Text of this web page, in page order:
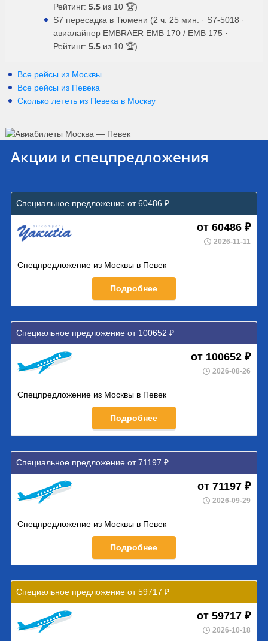
Рейтинг: 5.5 из 10 🏆)
S7 пересадка в Тюмени (2 ч. 25 мин. · S7-5018 ·
авиалайнер EMBRAER EMB 170 / EMB 175 ·
Рейтинг: 5.5 из 10 🏆)
Все рейсы из Москвы
Все рейсы из Певека
Сколько лететь из Певека в Москву
Акции и спецпредложения
Специальное предложение от 60486 ₽
от 60486 ₽
2026-11-11
Спецпредложение из Москвы в Певек
Подробнее
Специальное предложение от 100652 ₽
от 100652 ₽
2026-08-26
Спецпредложение из Москвы в Певек
Подробнее
Специальное предложение от 71197 ₽
от 71197 ₽
2026-09-29
Спецпредложение из Москвы в Певек
Подробнее
Специальное предложение от 59717 ₽
от 59717 ₽
2026-10-18